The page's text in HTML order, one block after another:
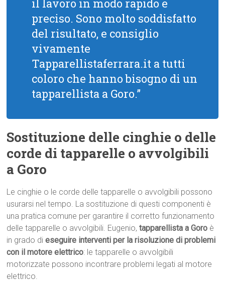
il lavoro in modo rapido e
preciso. Sono molto soddisfatto
del risultato, e consiglio
vivamente
Tapparellistaferrara.it a tutti
coloro che hanno bisogno di un
tapparellista a Goro.”
Sostituzione delle cinghie o delle
corde di tapparelle o avvolgibili
a Goro
Le cinghie o le corde delle tapparelle o avvolgibili possono
usurarsi nel tempo. La sostituzione di questi componenti è
una pratica comune per garantire il corretto funzionamento
delle tapparelle o avvolgibili. Eugenio,tapparellista a Goro è
in grado dieseguire interventi per la risoluzione di problemi
con il motore elettrico: le tapparelle o avvolgibili
motorizzate possono incontrare problemi legati al motore
elettrico.